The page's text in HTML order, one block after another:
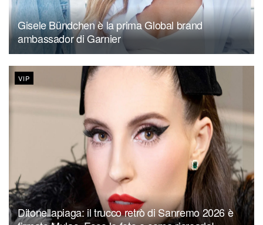
Gisele Bündchen è la prima Global brand
ambassador di Garnier
VIP
Ditonellapiaga: il trucco retrò di Sanremo 2026 è